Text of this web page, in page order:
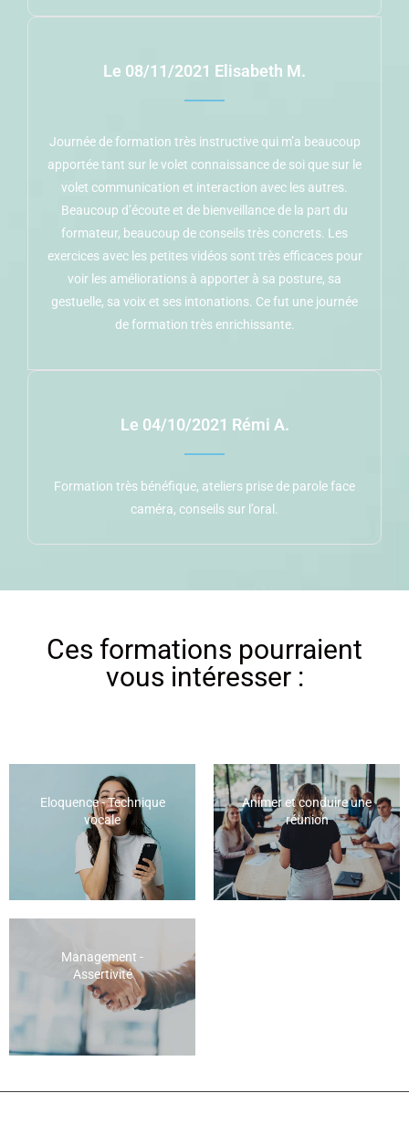
Le 08/11/2021 Elisabeth M.
Journée de formation très instructive qui m’a beaucoup
apportée tant sur le volet connaissance de soi que sur le
volet communication et interaction avec les autres.
Beaucoup d’écoute et de bienveillance de la part du
formateur, beaucoup de conseils très concrets. Les
exercices avec les petites vidéos sont très efficaces pour
voir les améliorations à apporter à sa posture, sa
gestuelle, sa voix et ses intonations. Ce fut une journée
de formation très enrichissante.
Le 04/10/2021 Rémi A.
Formation très bénéfique, ateliers prise de parole face
caméra, conseils sur l’oral.
Ces formations pourraient
vous intéresser :
Eloquence - Technique
vocale
Animer et conduire une
réunion
Management -
Assertivité